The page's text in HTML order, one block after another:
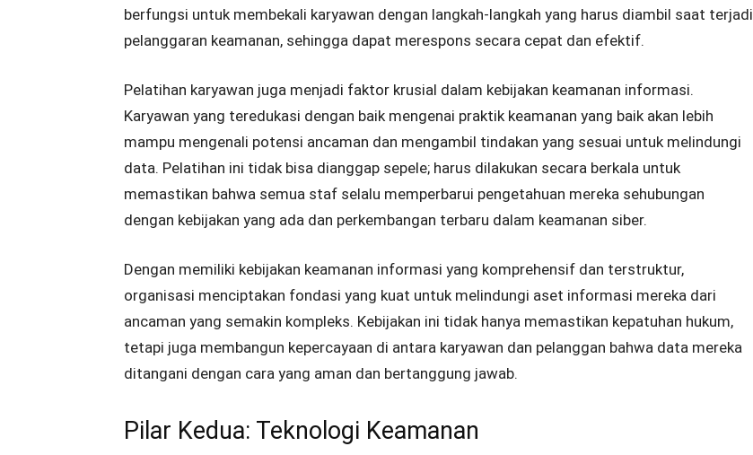
berfungsi untuk membekali karyawan dengan langkah-langkah yang harus diambil saat terjadi
pelanggaran keamanan, sehingga dapat merespons secara cepat dan efektif.
Pelatihan karyawan juga menjadi faktor krusial dalam kebijakan keamanan informasi.
Karyawan yang teredukasi dengan baik mengenai praktik keamanan yang baik akan lebih
mampu mengenali potensi ancaman dan mengambil tindakan yang sesuai untuk melindungi
data. Pelatihan ini tidak bisa dianggap sepele; harus dilakukan secara berkala untuk
memastikan bahwa semua staf selalu memperbarui pengetahuan mereka sehubungan
dengan kebijakan yang ada dan perkembangan terbaru dalam keamanan siber.
Dengan memiliki kebijakan keamanan informasi yang komprehensif dan terstruktur,
organisasi menciptakan fondasi yang kuat untuk melindungi aset informasi mereka dari
ancaman yang semakin kompleks. Kebijakan ini tidak hanya memastikan kepatuhan hukum,
tetapi juga membangun kepercayaan di antara karyawan dan pelanggan bahwa data mereka
ditangani dengan cara yang aman dan bertanggung jawab.
Pilar Kedua: Teknologi Keamanan